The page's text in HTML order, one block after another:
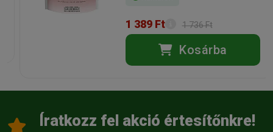
1 389 Ft 1 736 Ft
Kosárba
Íratkozz fel akció értesítőnkre!